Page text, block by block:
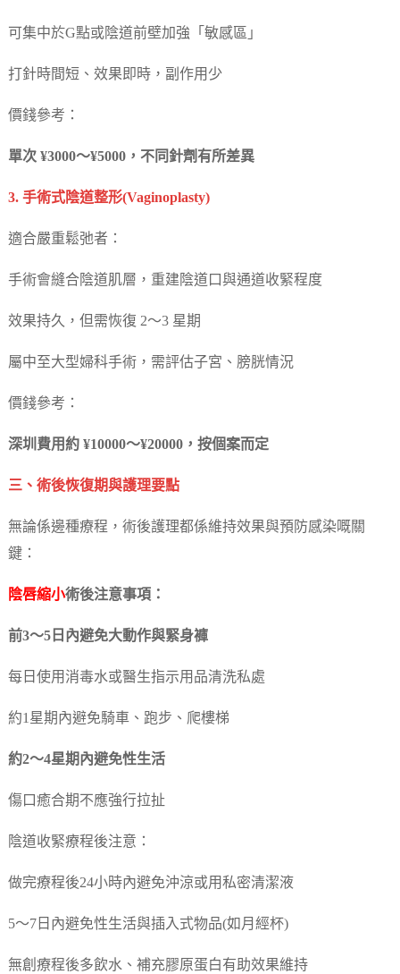
可集中於G點或陰道前壁加強「敏感區」
打針時間短、效果即時，副作用少
價錢參考：
單次 ¥3000～¥5000，不同針劑有所差異
3. 手術式陰道整形(Vaginoplasty)
適合嚴重鬆弛者：
手術會縫合陰道肌層，重建陰道口與通道收緊程度
效果持久，但需恢復 2～3 星期
屬中至大型婦科手術，需評估子宮、膀胱情況
價錢參考：
深圳費用約 ¥10000～¥20000，按個案而定
三、術後恢復期與護理要點
無論係邊種療程，術後護理都係維持效果與預防感染嘅關
鍵：
陰唇縮小術後注意事項：
前3～5日內避免大動作與緊身褲
每日使用消毒水或醫生指示用品清洗私處
約1星期內避免騎車、跑步、爬樓梯
約2～4星期內避免性生活
傷口癒合期不應強行拉扯
陰道收緊療程後注意：
做完療程後24小時內避免沖涼或用私密清潔液
5～7日內避免性生活與插入式物品(如月經杯)
無創療程後多飲水、補充膠原蛋白有助效果維持